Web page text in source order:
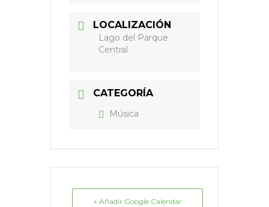
LOCALIZACIÓN
Lago del Parque
Central
CATEGORÍA
Música
+ Añadir Google Calendar